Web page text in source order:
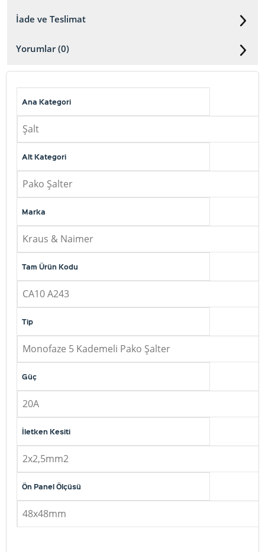
İade ve Teslimat
Yorumlar (0)
Ana Kategori
Şalt
Alt Kategori
Pako Şalter
Marka
Kraus & Naimer
Tam Ürün Kodu
CA10 A243
Tip
Monofaze 5 Kademeli Pako Şalter
Güç
20A
İletken Kesiti
2x2,5mm2
Ön Panel Ölçüsü
48x48mm